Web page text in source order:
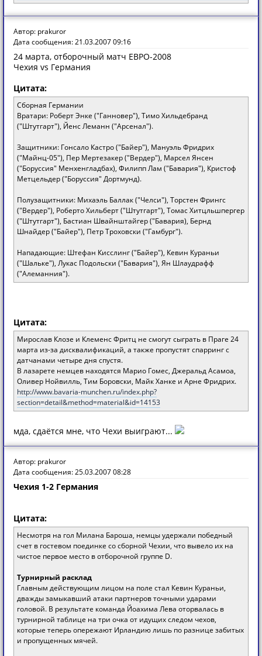
Автор: prakuror
Дата сообщения: 21.03.2007 09:16
24 марта, отборочный матч ЕВРО-2008
Чехия vs Германия
Цитата:
Сборная Германии
Вратари: Роберт Энке ("Ганновер"), Тимо Хильдебранд
("Штутгарт"), Йенс Леманн ("Арсенал").
Защитники: Гонсало Кастро ("Байер"), Мануэль Фридрих
("Майнц-05"), Пер Мертезакер ("Вердер"), Марсел Янсен
("Боруссия" Менхенгладбах), Филипп Лам ("Бавария"), Кристоф
Метцельдер ("Боруссия" Дортмунд).
Полузащитники: Михаэль Баллак ("Челси"), Торстен Фрингс
("Вердер"), Роберто Хильберт ("Штутгарт"), Томас Хитцльшпергер
("Штутгарт"), Бастиан Швайнштайгер ("Бавария), Бернд
Шнайдер ("Байер"), Петр Троховски ("Гамбург").
Нападающие: Штефан Кисслинг ("Байер"), Кевин Кураньи
("Шальке"), Лукас Подольски ("Бавария"), Ян Шлаудрафф
("Алеманния").
Цитата:
Мирослав Клозе и Клеменс Фритц не смогут сыграть в Праге 24
марта из-за дисквалификаций, а также пропустят спарринг с
датчанами четыре дня спустя.
В лазарете немцев находятся Марио Гомес, Джеральд Асамоа,
Оливер Нойвилль, Тим Боровски, Майк Ханке и Арне Фридрих.
http://www.bavaria-munchen.ru/index.php?
section=detail&method=material&id=14153
мда, сдаётся мне, что Чехи выиграют...
Автор: prakuror
Дата сообщения: 25.03.2007 08:28
Чехия 1-2 Германия
Цитата:
Несмотря на гол Милана Бароша, немцы удержали победный
счет в гостевом поединке со сборной Чехии, что вывело их на
чистое первое место в отборочной группе D.
Турнирный расклад
Главным действующим лицом на поле стал Кевин Кураньи,
дважды замыкавший атаки партнеров точными ударами
головой. В результате команда Йоахима Лева оторвалась в
турнирной таблице на три очка от идущих следом чехов,
которые теперь опережают Ирландию лишь по разнице забитых
и пропущенных мячей.